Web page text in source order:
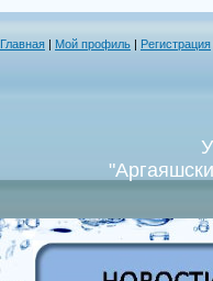
Главная Мой профиль Регистрация